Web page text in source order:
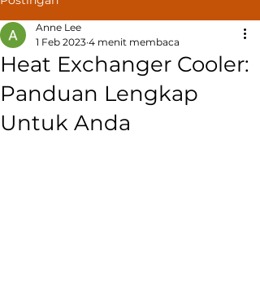
Heat Exchanger Cooler:
Panduan Lengkap
Untuk Anda
Anne Lee
1 Feb 2023 4 menit membaca